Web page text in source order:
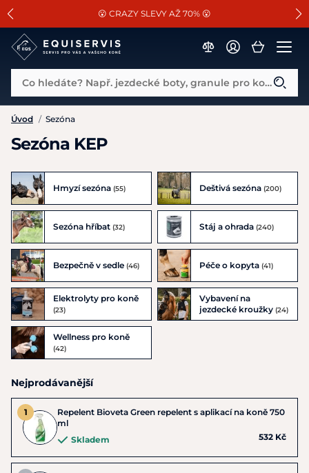
SLEVA 13% na vše od Cassini!
😮 CRAZY SLEVY AŽ 70% 😮
📐Pasování a doplňky k vybraným sedlům ZDARMA 🐴
Co hledáte? Např. jezdecké boty, granule pro koně...
Úvod / Sezóna
Sezóna KEP
Hmyzí sezóna (55) Deštivá sezóna (200)
Sezóna hříbat (32) Stáj a ohrada (240)
Bezpečně v sedle (46) Péče o kopyta (41)
Elektrolyty pro koně
(23)
Vybavení na
jezdecké kroužky (24)
Wellness pro koně
(42)
Nejprodávanější
Repelent Bioveta Green repelent s aplikací na koně 750
ml
Skladem
532 Kč